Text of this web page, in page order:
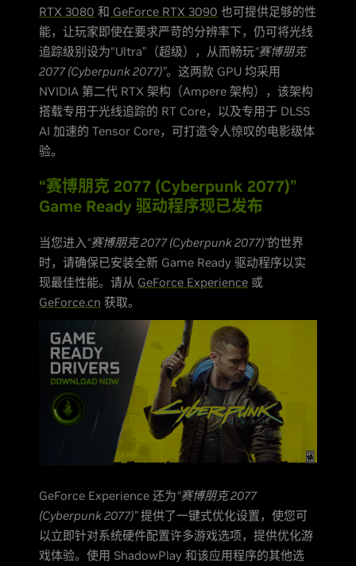
RTX 3080 和 GeForce RTX 3090 也可提供足够的性
能，让玩家即使在要求严苛的分辨率下，仍可将光线
追踪级别设为“Ultra”（超级），从而畅玩“赛博朋克
2077 (Cyberpunk 2077)”。这两款 GPU 均采用
NVIDIA 第二代 RTX 架构（Ampere 架构），该架构
搭载专用于光线追踪的 RT Core，以及专用于 DLSS
AI 加速的 Tensor Core，可打造令人惊叹的电影级体
验。
“赛博朋克 2077 (Cyberpunk 2077)”
Game Ready 驱动程序现已发布
当您进入“赛博朋克 2077 (Cyberpunk 2077)”的世界
时，请确保已安装全新 Game Ready 驱动程序以实
现最佳性能。请从 GeForce Experience 或
GeForce.cn 获取。
GeForce Experience 还为“赛博朋克 2077
(Cyberpunk 2077)”提供了一键式优化设置，使您可
以立即针对系统硬件配置许多游戏选项，提供优化游
戏体验。使用 ShadowPlay 和该应用程序的其他选